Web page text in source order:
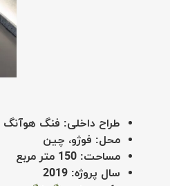
طراح داخلی: فنگ هوآنگ
محل: فوژو، چین
مساحت: 150 متر مربع
سال پروژه: 2019